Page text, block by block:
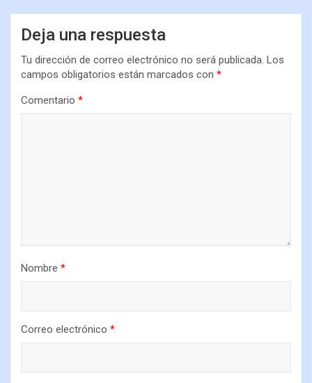
Deja una respuesta
Tu dirección de correo electrónico no será publicada. Los
campos obligatorios están marcados con *
Comentario *
Nombre *
Correo electrónico *